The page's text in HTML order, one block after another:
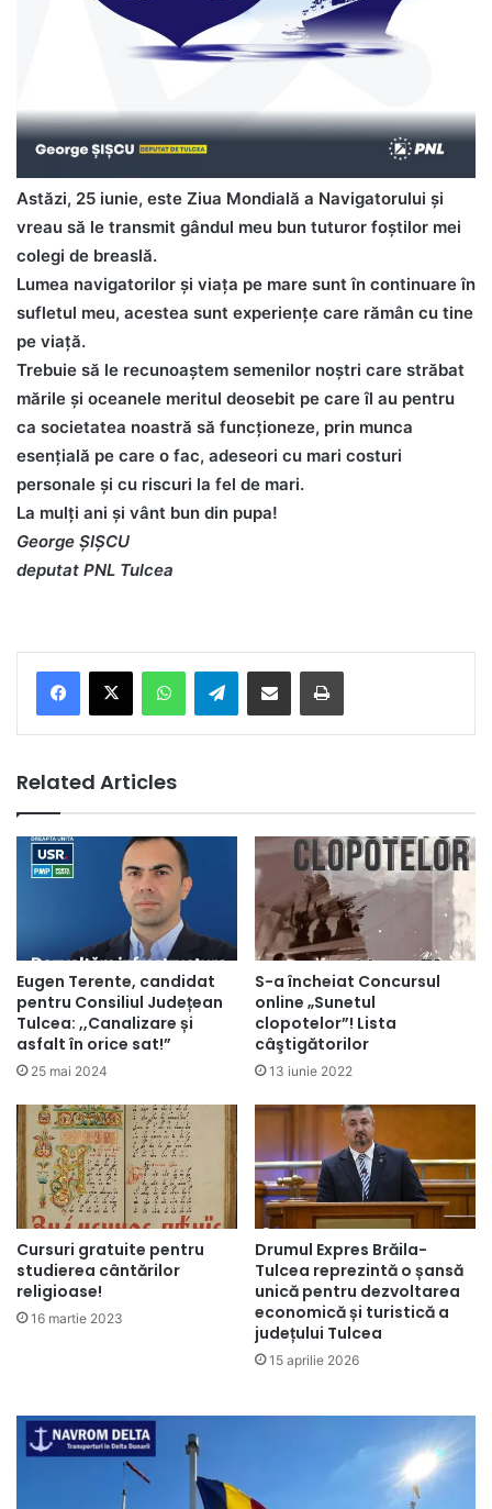
Astăzi, 25 iunie, este Ziua Mondială a Navigatorului și
vreau să le transmit gândul meu bun tuturor foștilor mei
colegi de breaslă.
Lumea navigatorilor și viața pe mare sunt în continuare în
sufletul meu, acestea sunt experiențe care rămân cu tine
pe viață.
Trebuie să le recunoaștem semenilor noștri care străbat
mările și oceanele meritul deosebit pe care îl au pentru
ca societatea noastră să funcționeze, prin munca
esențială pe care o fac, adeseori cu mari costuri
personale și cu riscuri la fel de mari.
La mulți ani și vânt bun din pupa!
George ŞIŞCU
deputat PNL Tulcea
Telegram
Related Articles
Eugen Terente, candidat
pentru Consiliul Județean
Tulcea: ,,Canalizare și
asfalt în orice sat!”
25 mai 2024
S-a încheiat Concursul
online „Sunetul
clopotelor”! Lista
câştigătorilor
13 iunie 2022
Cursuri gratuite pentru
studierea cântărilor
religioase!
16 martie 2023
Drumul Expres Brăila-
Tulcea reprezintă o șansă
unică pentru dezvoltarea
economică și turistică a
județului Tulcea
15 aprilie 2026